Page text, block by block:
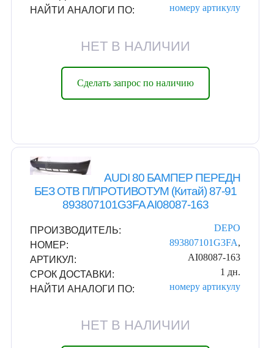
НАЙТИ АНАЛОГИ ПО:
номеру артикулу
НЕТ В НАЛИЧИИ
Сделать запрос по наличию
AUDI 80 БАМПЕР ПЕРЕДН
БЕЗ ОТВ П/ПРОТИВОТУМ (Китай) 87-91
893807101G3FA AI08087-163
ПРОИЗВОДИТЕЛЬ:
DEPO
НОМЕР:
893807101G3FA,
АРТИКУЛ:
AI08087-163
СРОК ДОСТАВКИ:
1 дн.
НАЙТИ АНАЛОГИ ПО:
номеру артикулу
НЕТ В НАЛИЧИИ